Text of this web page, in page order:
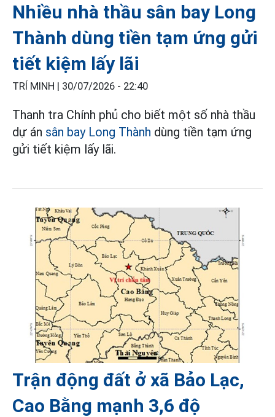
Nhiều nhà thầu sân bay Long
Thành dùng tiền tạm ứng gửi
tiết kiệm lấy lãi
TRÍ MINH | 30/07/2026 - 22:40
Thanh tra Chính phủ cho biết một số nhà thầu
dự án sân bay Long Thành dùng tiền tạm ứng
gửi tiết kiệm lấy lãi.
Trận động đất ở xã Bảo Lạc,
Cao Bằng mạnh 3,6 độ